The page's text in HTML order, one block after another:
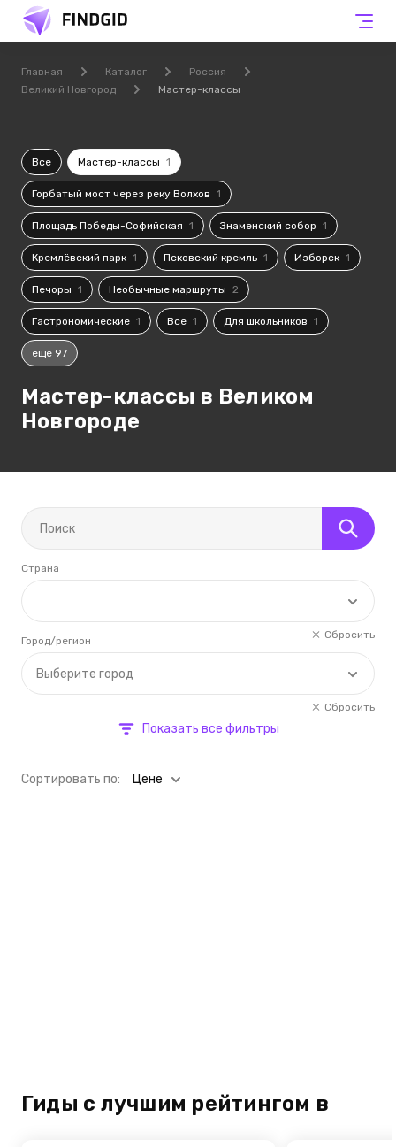
Главная Каталог
Россия
Великий Новгород
Мастер-классы
Все Мастер-классы 1
Горбатый мост через реку Волхов 1
Площадь Победы-Софийская 1 Знаменский собор 1
Кремлёвский парк 1 Псковский кремль 1 Изборск 1
Печоры 1 Необычные маршруты 2
Гастрономические 1 Все 1 Для школьников 1
еще 97
Мастер-классы в Великом
Новгороде
Страна
Сбросить
Выберите город
Город/регион
Сбросить
Показать все фильтры
Cортировать по: Цене
Гиды с лучшим рейтингом в